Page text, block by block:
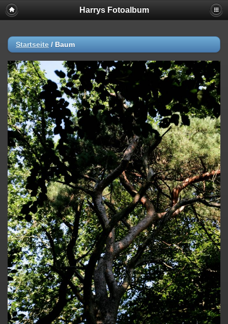
Harrys Fotoalbum
Startseite / Baum